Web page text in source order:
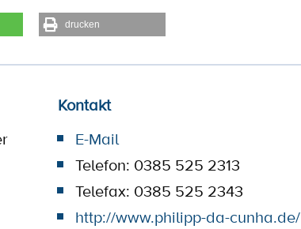
drucken
Kontakt
E-Mail
Telefon: 0385 525 2313
Telefax: 0385 525 2343
http://www.philipp-da-cunha.de/